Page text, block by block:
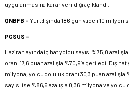
uygulanmasına karar verildiği açıklandı.
QNBFB – Yurtdışında 186 gün vadeli 10
PGSUS –
Haziran ayında iç hat yolcu sayısı %75,0
oranı 17,6 puan azalışla %70,9’a geriledi. Dış
milyona, yolcu doluluk oranı 30,3 puan azalışla
sayısı ise %86,6 azalışla 0,36 milyona ve yolcu